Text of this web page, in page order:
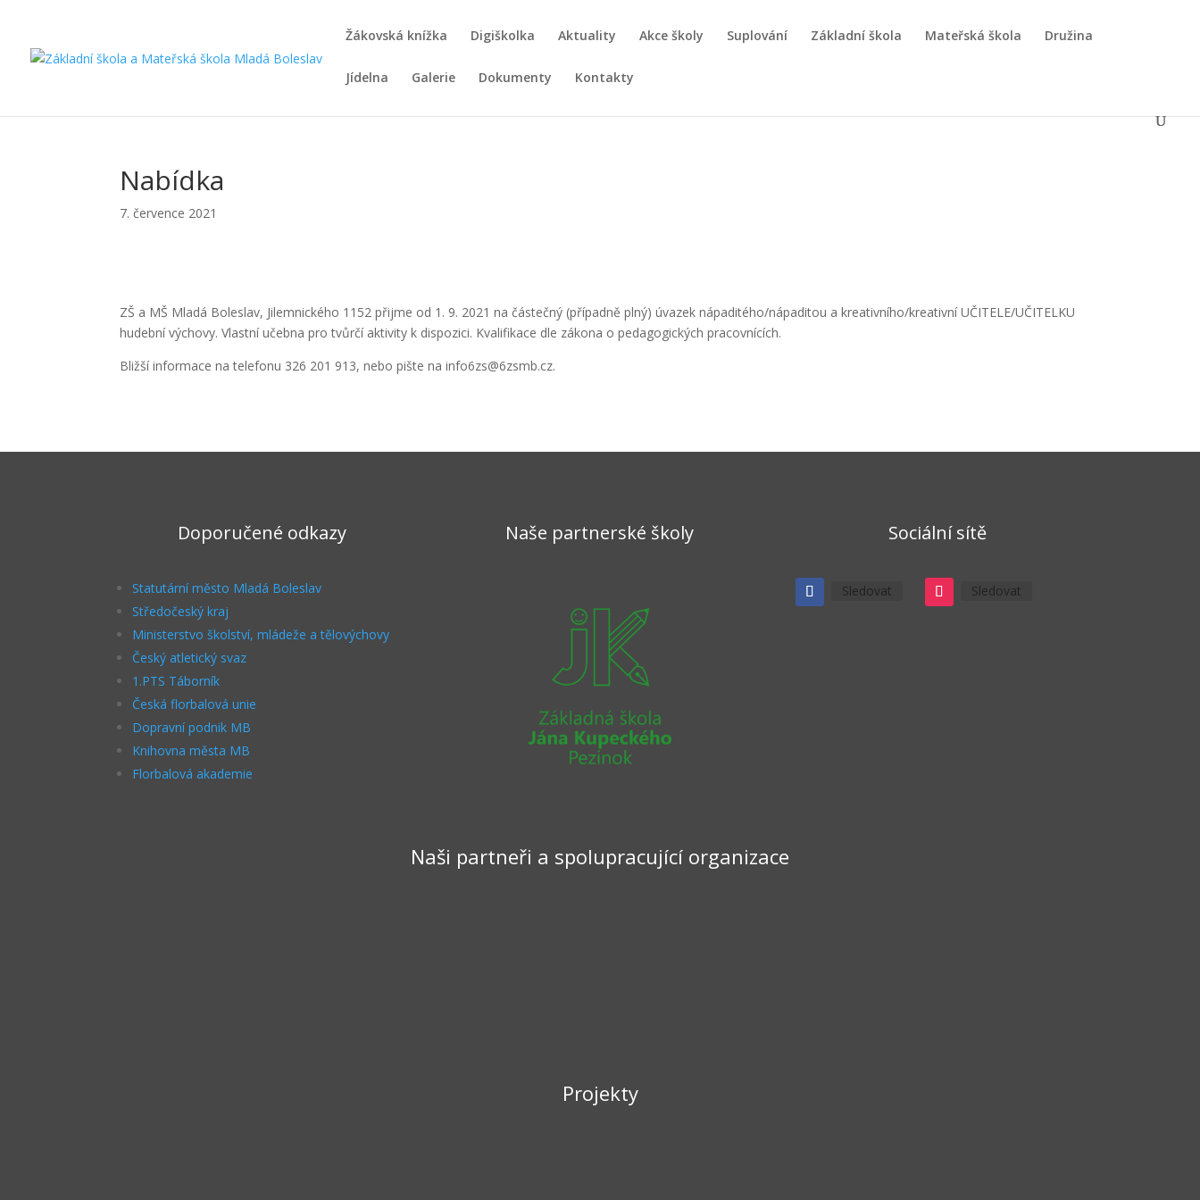
Žákovská knížka Digiškolka Aktuality Akce školy Suplování Základní škola Mateřská škola Družina
Jídelna Galerie Dokumenty Kontakty
Nabídka
7. července 2021
ZŠ a MŠ Mladá Boleslav, Jilemnického 1152 přijme od 1. 9. 2021 na částečný (případně plný) úvazek nápaditého/nápaditou a kreativního/kreativní UČITELE/UČITELKU
hudební výchovy. Vlastní učebna pro tvůrčí aktivity k dispozici. Kvalifikace dle zákona o pedagogických pracovnících.
Bližší informace na telefonu 326 201 913, nebo pište na info6zs@6zsmb.cz.
Doporučené odkazy
Statutární město Mladá Boleslav
Středočeský kraj
Ministerstvo školství, mládeže a tělovýchovy
Český atletický svaz
1.PTS Táborník
Česká florbalová unie
Dopravní podnik MB
Knihovna města MB
Florbalová akademie
Naše partnerské školy Sociální sítě
Sledovat Sledovat
Naši partneři a spolupracující organizace
Projekty